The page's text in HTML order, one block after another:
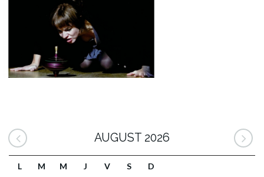
AUGUST 2026
L M M J V S D